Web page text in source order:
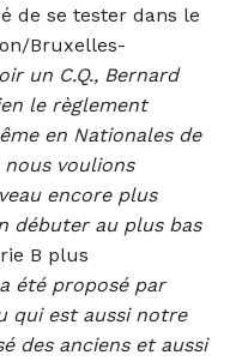
de se tester dans le
Bruxelles-
un C.Q., Bernard
le règlement
en Nationales de
nous voulions
encore plus
débuter au plus bas
B plus
été proposé par
qui est aussi notre
des anciens et aussi